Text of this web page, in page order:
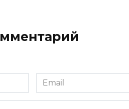
Email
*